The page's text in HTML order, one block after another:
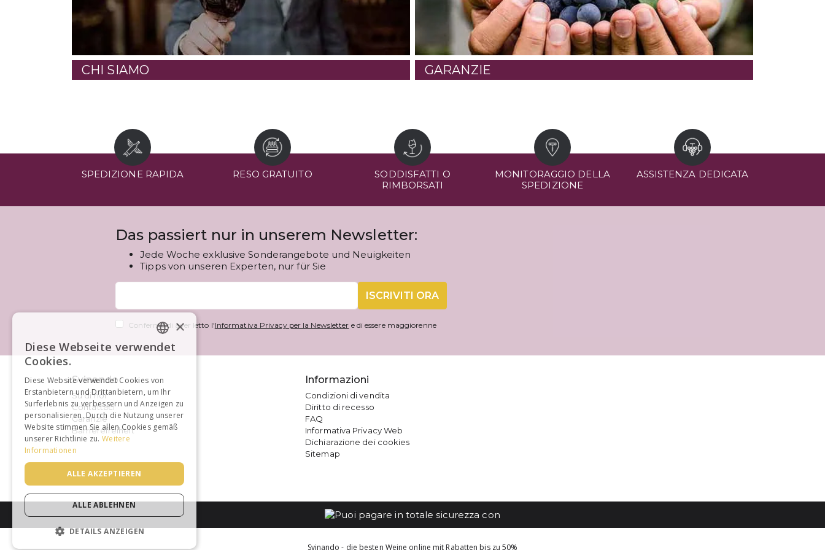
CHI SIAMO GARANZIE
SPEDIZIONE RAPIDA RESO GRATUITO
SODDISFATTI O
RIMBORSATI
MONITORAGGIO DELLA
SPEDIZIONE
ASSISTENZA DEDICATA
Das passiert nur in unserem Newsletter:
Jede Woche exklusive Sonderangebote und Neuigkeiten
Tipps von unseren Experten, nur für Sie
ISCRIVITI ORA
Confermo di aver letto l'Informativa Privacy per la Newsletter e di essere maggiorenne
Svinando
Su di noi
Contattaci
Garanzie
Barrierefreiheit
Informazioni
Condizioni di vendita
Diritto di recesso
FAQ
Informativa Privacy Web
Dichiarazione dei cookies
Sitemap
Svinando - die besten Weine online mit Rabatten bis zu 50%
GERMAN
×
Diese Webseite verwendet
Cookies.
Diese Website verwendet Cookies von
Erstanbietern und Drittanbietern, um Ihr
Surferlebnis zu verbessern und Anzeigen zu
personalisieren. Durch die Nutzung unserer
Website stimmen Sie allen Cookies gemäß
unserer Richtlinie zu. Weitere
Informationen
ALLE AKZEPTIEREN
ALLE ABLEHNEN
DETAILS ANZEIGEN